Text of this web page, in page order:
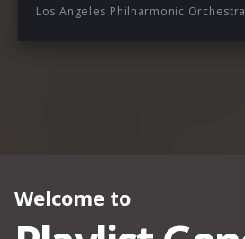
Los Angeles Philharmonic Orchestra